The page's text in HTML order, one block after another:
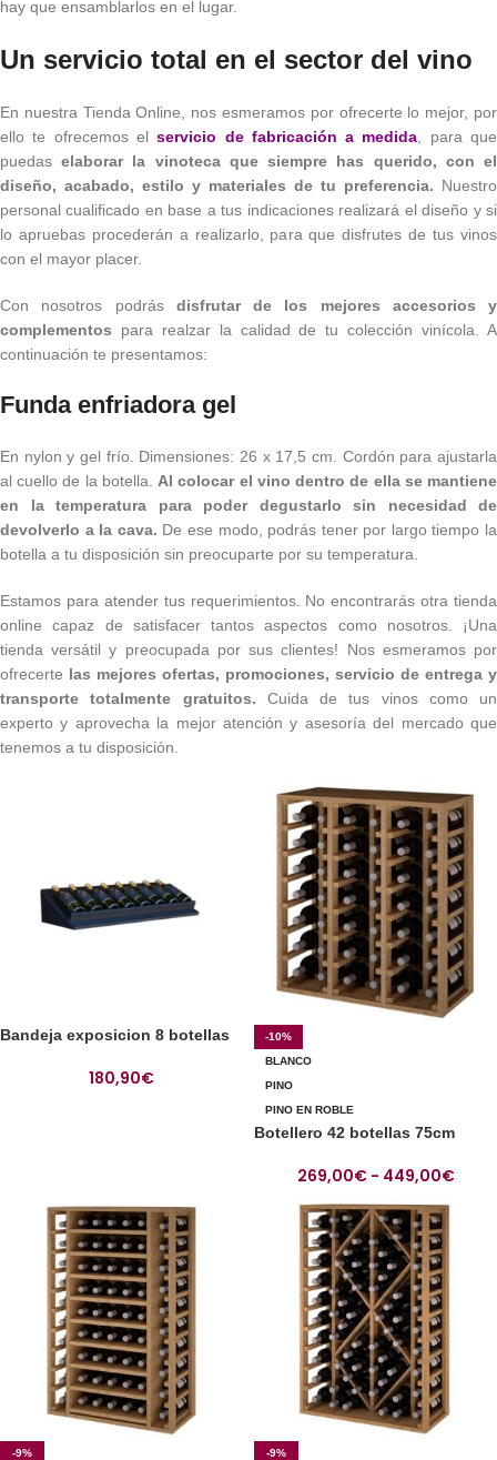
hay que ensamblarlos en el lugar.
Un servicio total en el sector del vino
En nuestra Tienda Online, nos esmeramos por ofrecerte lo mejor, por
ello te ofrecemos elservicio de fabricación a medida , para que
puedaselaborar la vinoteca que siempre has querido, con el
diseño, acabado, estilo y materiales de tu preferencia. Nuestro
personal cualificado en base a tus indicaciones realizará el diseño y si
lo apruebas procederán a realizarlo, para que disfrutes de tus vinos
con el mayor placer.
Con nosotros podrás disfrutar de los mejores accesorios y
complementos para realzar la calidad de tu colección vinícola. A
continuación te presentamos:
Funda enfriadora gel
En nylon y gel frío. Dimensiones: 26 x 17,5 cm. Cordón para ajustarla
al cuello de la botella. Al colocar el vino dentro de ella se mantiene
en la temperatura para poder degustarlo sin necesidad de
devolverlo a la cava. De ese modo, podrás tener por largo tiempo la
botella a tu disposición sin preocuparte por su temperatura.
Estamos para atender tus requerimientos. No encontrarás otra tienda
online capaz de satisfacer tantos aspectos como nosotros. ¡Una
tienda versátil y preocupada por sus clientes! Nos esmeramos por
ofrecerte las mejores ofertas, promociones, servicio de entrega y
transporte totalmente gratuitos. Cuida de tus vinos como un
experto y aprovecha la mejor atención y asesoría del mercado que
tenemos a tu disposición.
Bandeja exposicion 8 botellas
180,90€
-10%
BLANCO
PINO
PINO EN ROBLE
Botellero 42 botellas 75cm
269,00€ - 449,00€
-9% -9%